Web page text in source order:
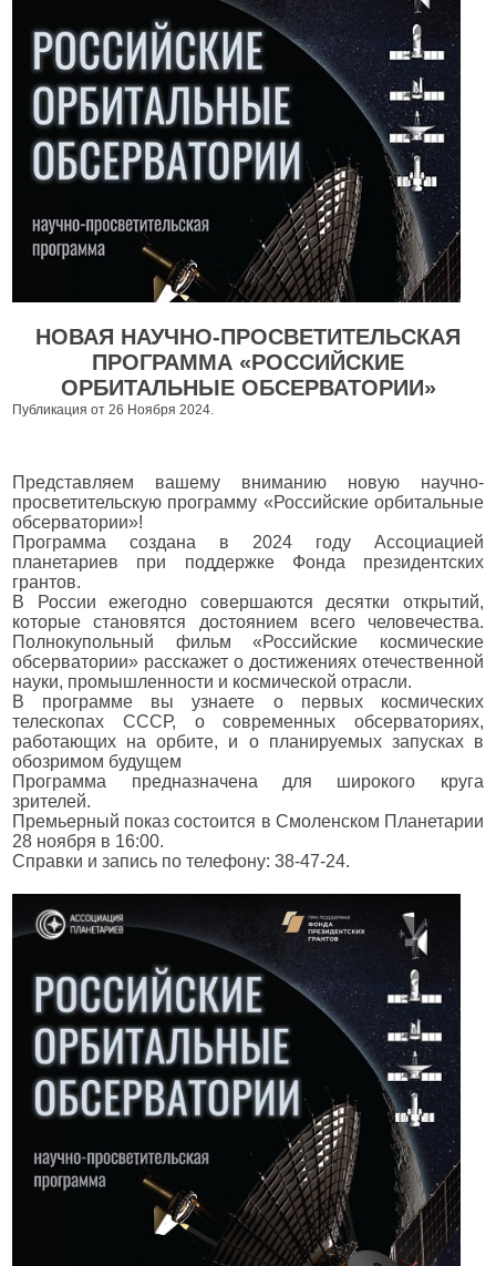
НОВАЯ НАУЧНО-ПРОСВЕТИТЕЛЬСКАЯ
ПРОГРАММА «РОССИЙСКИЕ
ОРБИТАЛЬНЫЕ ОБСЕРВАТОРИИ»
Публикация от 26 Ноября 2024.
Представляем вашему вниманию новую научно-
просветительскую программу «Российские орбитальные
обсерватории»!
Программа создана в 2024 году Ассоциацией
планетариев при поддержке Фонда президентских
грантов.
В России ежегодно совершаются десятки открытий,
которые становятся достоянием всего человечества.
Полнокупольный фильм «Российские космические
обсерватории» расскажет о достижениях отечественной
науки, промышленности и космической отрасли.
В программе вы узнаете о первых космических
телескопах СССР, о современных обсерваториях,
работающих на орбите, и о планируемых запусках в
обозримом будущем
Программа предназначена для широкого круга
зрителей.
Премьерный показ состоится в Смоленском Планетарии
28 ноября в 16:00.
Справки и запись по телефону: 38-47-24.